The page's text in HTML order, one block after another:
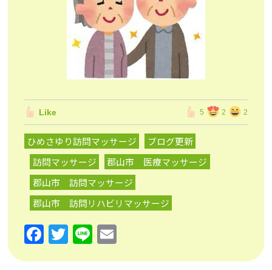
Like 5 2 2
ひめさゆり訪問マッサージ
ブログ更新
訪問マッサージ
郡山市 医療マッサージ
郡山市 訪問マッサージ
郡山市 訪問リハビリマッサージ
F
a
T
w
Li
n